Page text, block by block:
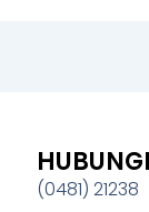
(0481) 21238